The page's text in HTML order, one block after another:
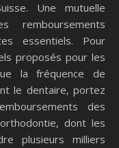
Une mutuelle
remboursements
essentiels. Pour
proposés pour les
la fréquence de
le dentaire, portez
des
dont les
plusieurs milliers